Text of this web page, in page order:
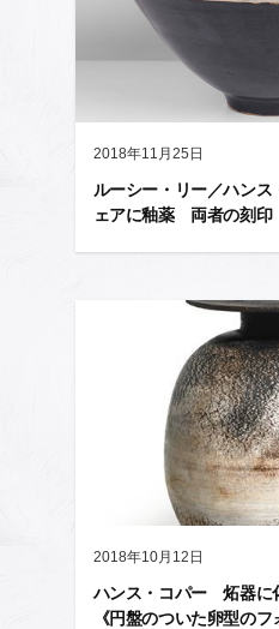
2018年11月25日
ルーシー・リー／ハン
ェアに釉薬 両者の刻印
2018年10月12日
ハンス・コパー 炻器
《円盤のついた卵型の